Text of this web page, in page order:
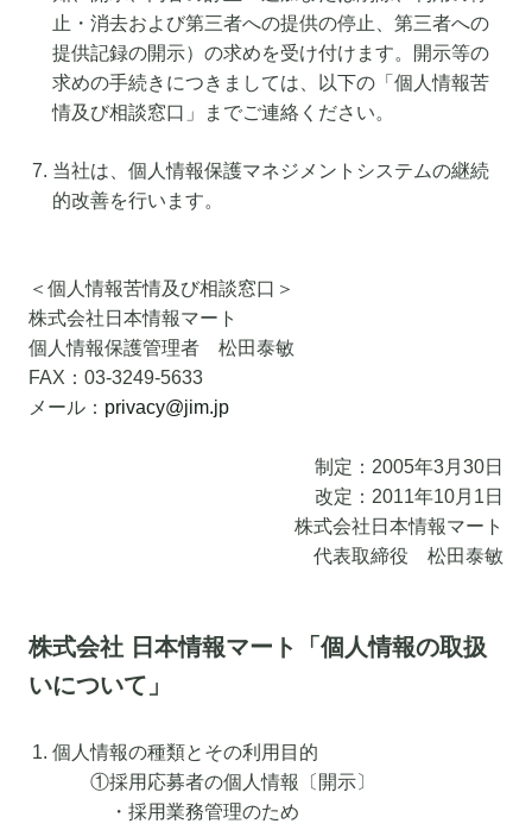
止・消去および第三者への提供の停止、第三者への
提供記録の開示）の求めを受け付けます。開示等の
求めの手続きにつきましては、以下の「個人情報苦
情及び相談窓口」までご連絡ください。
当社は、個人情報保護マネジメントシステムの継続
的改善を行います。
＜個人情報苦情及び相談窓口＞
株式会社日本情報マート
個人情報保護管理者 松田泰敏
FAX：03-3249-5633
メール： privacy@jim.jp
制定：2005年3月30日
改定：2011年10月1日
株式会社日本情報マート
代表取締役 松田泰敏
株式会社 日本情報マート「個人情報の取扱
いについて」
個人情報の種類とその利用目的
①採用応募者の個人情報〔開示〕
・採用業務管理のため